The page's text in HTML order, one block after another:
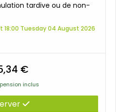
tardive ou de non-
Tuesday 04 August 2026
€
inclus